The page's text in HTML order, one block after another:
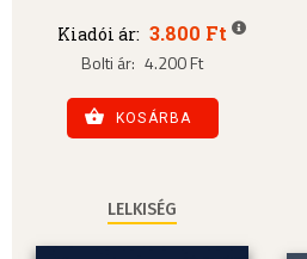
Kiadói ár: 3.800 Ft
Bolti ár: 4.200 Ft
KOSÁRBA
LELKISÉG